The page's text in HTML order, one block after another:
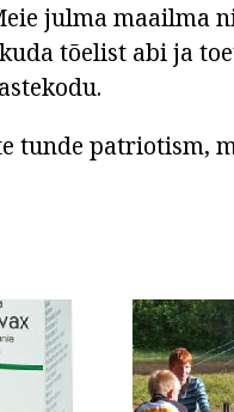
julma maailma
tõelist abi ja
tunde patriotism,